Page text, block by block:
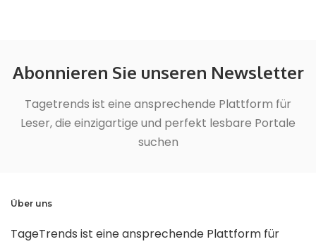
Abonnieren Sie unseren Newsletter
Tagetrends ist eine ansprechende Plattform für
Leser, die einzigartige und perfekt lesbare Portale
suchen
Über uns
TageTrends ist eine ansprechende Plattform für